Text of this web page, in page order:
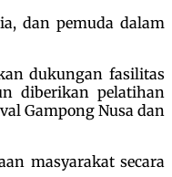
dan pemuda dalam
dukungan fasilitas
diberikan pelatihan
Gampong Nusa dan
masyarakat secara